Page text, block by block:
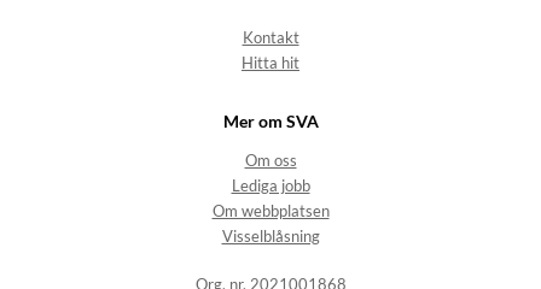
Kontakt
Hitta hit
Mer om SVA
Om oss
Lediga jobb
Om webbplatsen
Visselblåsning
Org. nr. 2021001868